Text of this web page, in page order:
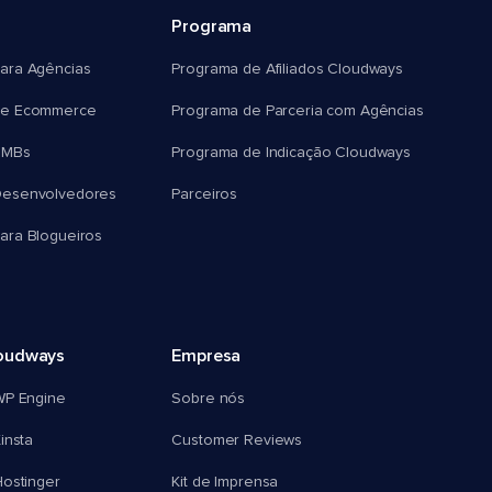
Agências
Ecommerce
Blogueiros
Programa
Programa de Afiliados Cloudways
Programa de Parceria com Agências
Programa de Indicação Cloudways
Parceiros
Engine
Empresa
Sobre nós
Customer Reviews
Kit de Imprensa